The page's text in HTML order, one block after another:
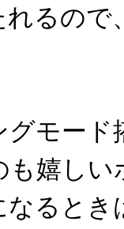
るので
モード
嬉し
なるとき